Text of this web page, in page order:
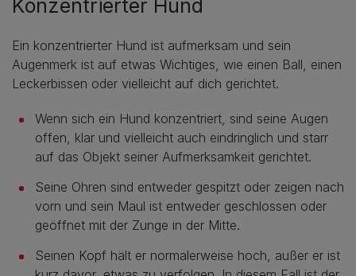
Konzentrierter Hund
Ein konzentrierter Hund ist aufmerksam und sein
Augenmerk ist auf etwas Wichtiges, wie einen Ball, einen
Leckerbissen oder vielleicht auf dich gerichtet.
Wenn sich ein Hund konzentriert, sind seine Augen
offen, klar und vielleicht auch eindringlich und starr
auf das Objekt seiner Aufmerksamkeit gerichtet.
Seine Ohren sind entweder gespitzt oder zeigen nach
vorn und sein Maul ist entweder geschlossen oder
geöffnet mit der Zunge in der Mitte.
Seinen Kopf hält er normalerweise hoch, außer er ist